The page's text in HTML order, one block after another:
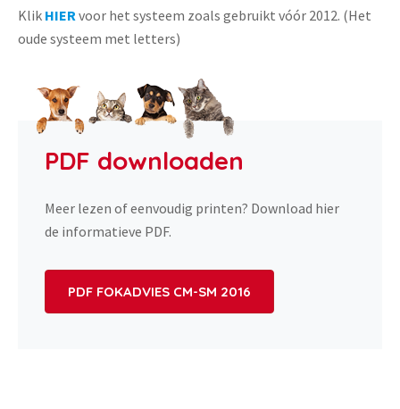
Klik HIERvoor het systeem zoals gebruikt vóór 2012. (Het
oude systeem met letters)
PDF downloaden
Meer lezen of eenvoudig printen? Download hier
de informatieve PDF.
PDF FOKADVIES CM-SM 2016